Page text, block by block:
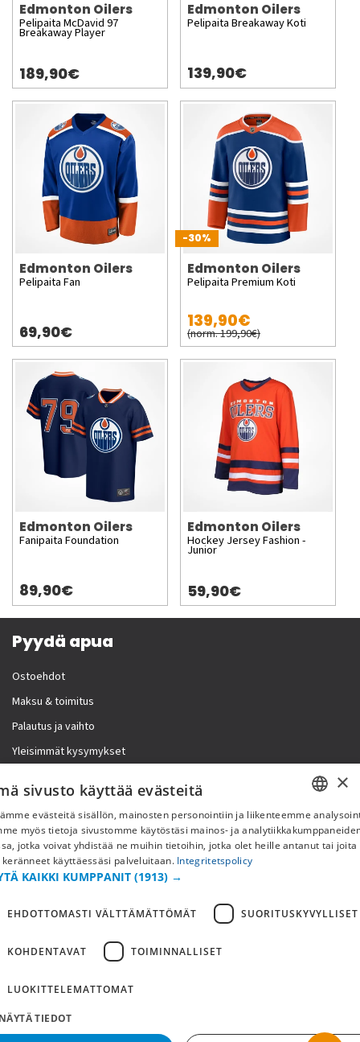
Edmonton Oilers
Pelipaita McDavid 97
Breakaway Player
189,90€
Edmonton Oilers
Pelipaita Breakaway Koti
139,90€
Edmonton Oilers
Pelipaita Fan
69,90€
-30%
Edmonton Oilers
Pelipaita Premium Koti
139,90€
(norm. 199,90€)
Edmonton Oilers
Fanipaita Foundation
89,90€
Edmonton Oilers
Hockey Jersey Fashion -
Junior
59,90€
Pyydä apua
Ostoehdot
Maksu & toimitus
Palautus ja vaihto
Yleisimmät kysymykset
Lisää meistä
Yritystiedot
Copyright © 2019 This site is Licensed to 377 Sport AB
FI
×
sivusto käyttää evästeitä
evästeitä sisällön, mainosten personointiin ja liikenteemme
myös tietoja sivustomme käytöstäsi mainos- ja
jotka voivat yhdistää ne muihin tietoihin, jotka olet heille antanut tai joita
keränneet käyttäessäsi palveluitaan. Integritetspolicy
KAIKKI KUMPPANIT (1913) →
EHDOTTOMASTI VÄLTTÄMÄTTÖMÄT SUORITUSKYVYLLISET
KOHDENTAVAT TOIMINNALLISET
LUOKITTELEMATTOMAT
TIEDOT